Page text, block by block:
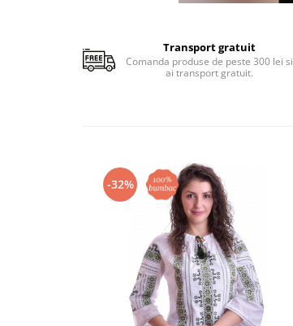
Transport gratuit
Comanda produse de peste 300 lei si
ai transport gratuit.
-32%